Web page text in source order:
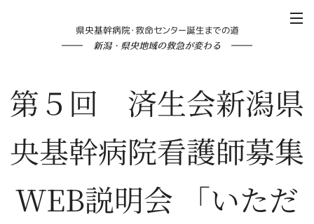
県央基幹病院・救命センター誕生までの道
新潟・県央地域の救急が変わる
第５回 済生会新潟県
央基幹病院看護師募集
WEB説明会 「いただ